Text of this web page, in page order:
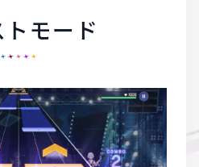
モード